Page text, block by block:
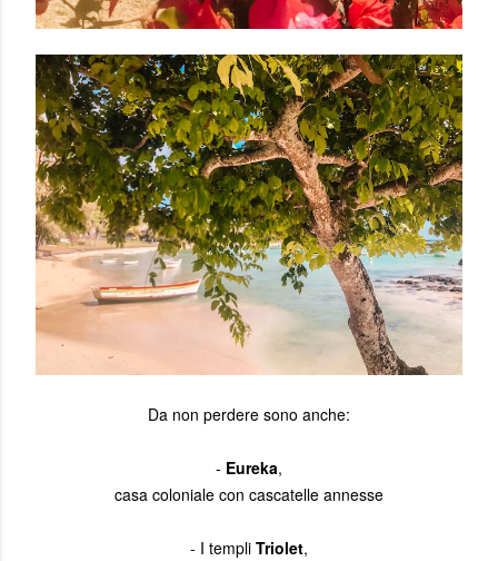
Da non perdere sono anche:
- Eureka,
casa coloniale con cascatelle annesse
- I templi Triolet,